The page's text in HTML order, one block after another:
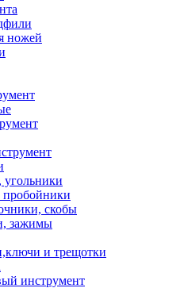
ножей
угольники
пробойники
скобы
зажимы
и трещотки
инструмент